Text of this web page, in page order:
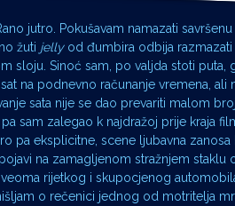
jutro. Pokušavam namazati
žuti jellyod đumbira odbija
sloju. Sinoć sam, po valjda stoti puta,
na podnevno računanje vremena, ali
sata nije se dao prevariti malom
pa sam zalegao k najdražoj prije kraja
pa eksplicitne, scene ljubavna zanosa
na zamagljenom stražnjem staklu
rijetkog i skupocjenog
o rečenici jednog od motritelja